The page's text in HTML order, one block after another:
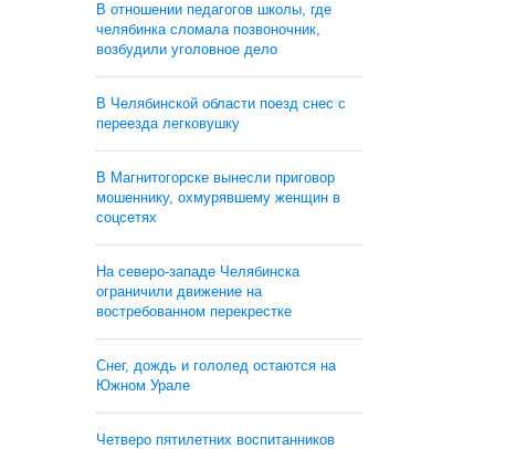
В отношении педагогов школы, где
челябинка сломала позвоночник,
возбудили уголовное дело
В Челябинской области поезд снес с
переезда легковушку
В Магнитогорске вынесли приговор
мошеннику, охмурявшему женщин в
соцсетях
На северо-западе Челябинска
ограничили движение на
востребованном перекрестке
Снег, дождь и гололед остаются на
Южном Урале
Четверо пятилетних воспитанников